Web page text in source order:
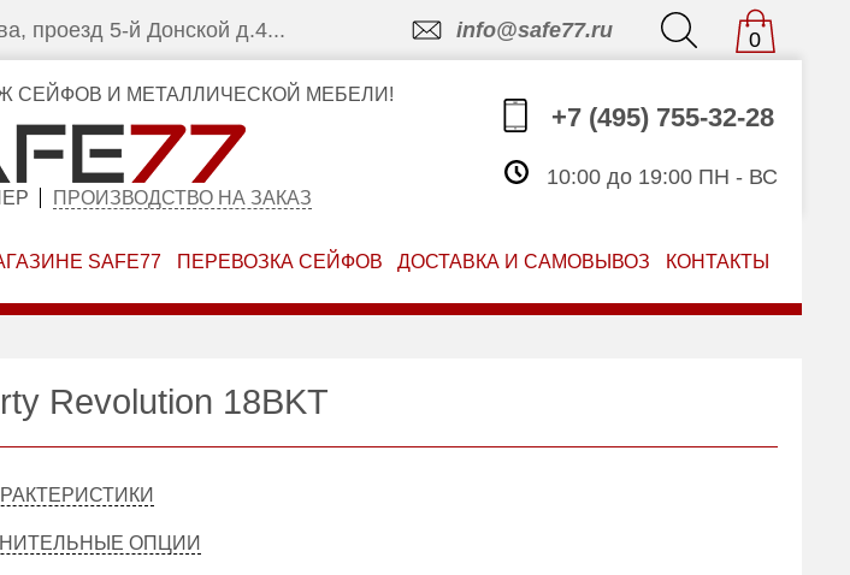
проезд 5-й Донской д.4... info@safe77.ru 0
И МЕТАЛЛИЧЕСКОЙ МЕБЕЛИ!
ПРОИЗВОДСТВО НА ЗАКАЗ
+7 (495) 755-32-28
10:00 до 19:00 ПН - ВС
SAFE77 ПЕРЕВОЗКА СЕЙФОВ ДОСТАВКА И САМОВЫВОЗ КОНТАКТЫ
Revolution 18BKT
ОПЦИИ